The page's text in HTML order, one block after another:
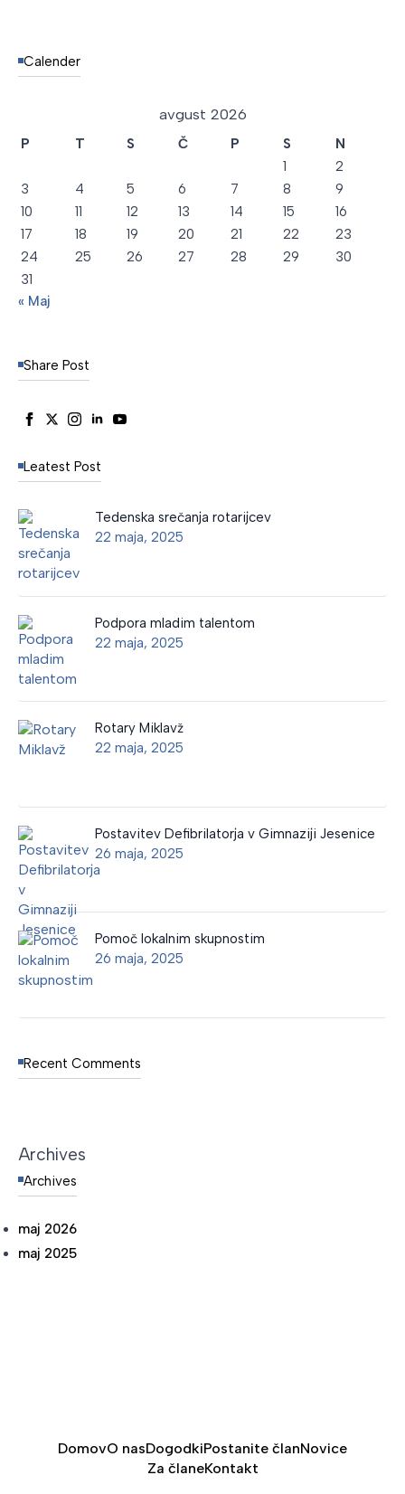
Leatest Post
Tedenska srečanja rotarijcev
22 maja, 2025
Podpora mladim talentom
22 maja, 2025
Rotary Miklavž
22 maja, 2025
Postavitev Defibrilatorja v Gimnaziji Jesenice
26 maja, 2025
Pomoč lokalnim skupnostim
26 maja, 2025
Recent Comments
Archives
Archives
maj 2026
maj 2025
Calender
avgust 2026
P T S Č P S
N
1
2
3
4 5 6 7 8
9
10
11 12 13 14 15
16
17
18 19 20 21 22
23
24
25 26 27 28 29
30
31
« Maj
Share Post
DomovO nasDogodkiPostanite članNovice
Za članeKontakt